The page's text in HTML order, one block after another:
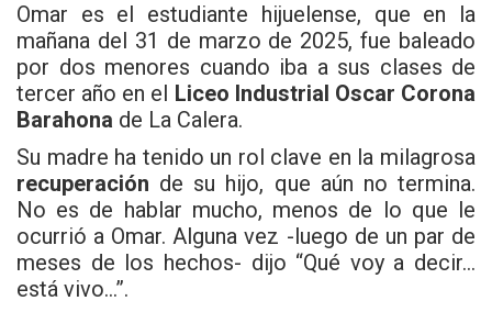
Omar es el estudiante hijuelense, que en la
mañana del 31 de marzo de 2025, fue baleado
por dos menores cuando iba a sus clases de
tercer año en el Liceo Industrial Oscar Corona
Barahona de La Calera.
Su madre ha tenido un rol clave en la milagrosa
recuperación de su hijo, que aún no termina.
No es de hablar mucho, menos de lo que le
ocurrió a Omar. Alguna vez -luego de un par de
meses de los hechos- dijo “Qué voy a decir…
está vivo…”.